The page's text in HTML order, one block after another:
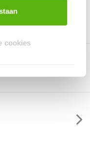
cookies